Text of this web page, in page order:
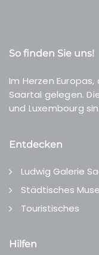
So finden Sie uns!
Im Herzen
Saartal gelegen.
und Luxembourg
Entdecken
Ludwig Galerie
Städtisches
Touristisches
Hilfen